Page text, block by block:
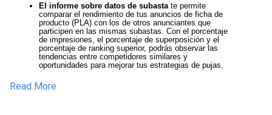
El informe sobre datos de subasta te permite
comparar el rendimiento de tus anuncios de ficha de
producto (PLA) con los de otros anunciantes que
participen en las mismas subastas. Con el porcentaje
de impresiones, el porcentaje de superposición y el
porcentaje de ranking superior, podrás observar las
tendencias entre competidores similares y
oportunidades para mejorar tus estrategias de pujas.
Read More